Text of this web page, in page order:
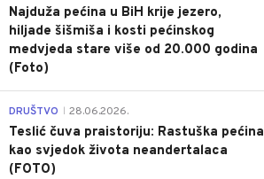
Najduža pećina u BiH krije jezero,
hiljade šišmiša i kosti pećinskog
medvjeda stare više od 20.000 godina
(Foto)
DRUŠTVO 28.06.2026.
Teslić čuva praistoriju: Rastuška pećina
kao svjedok života neandertalaca
(FOTO)